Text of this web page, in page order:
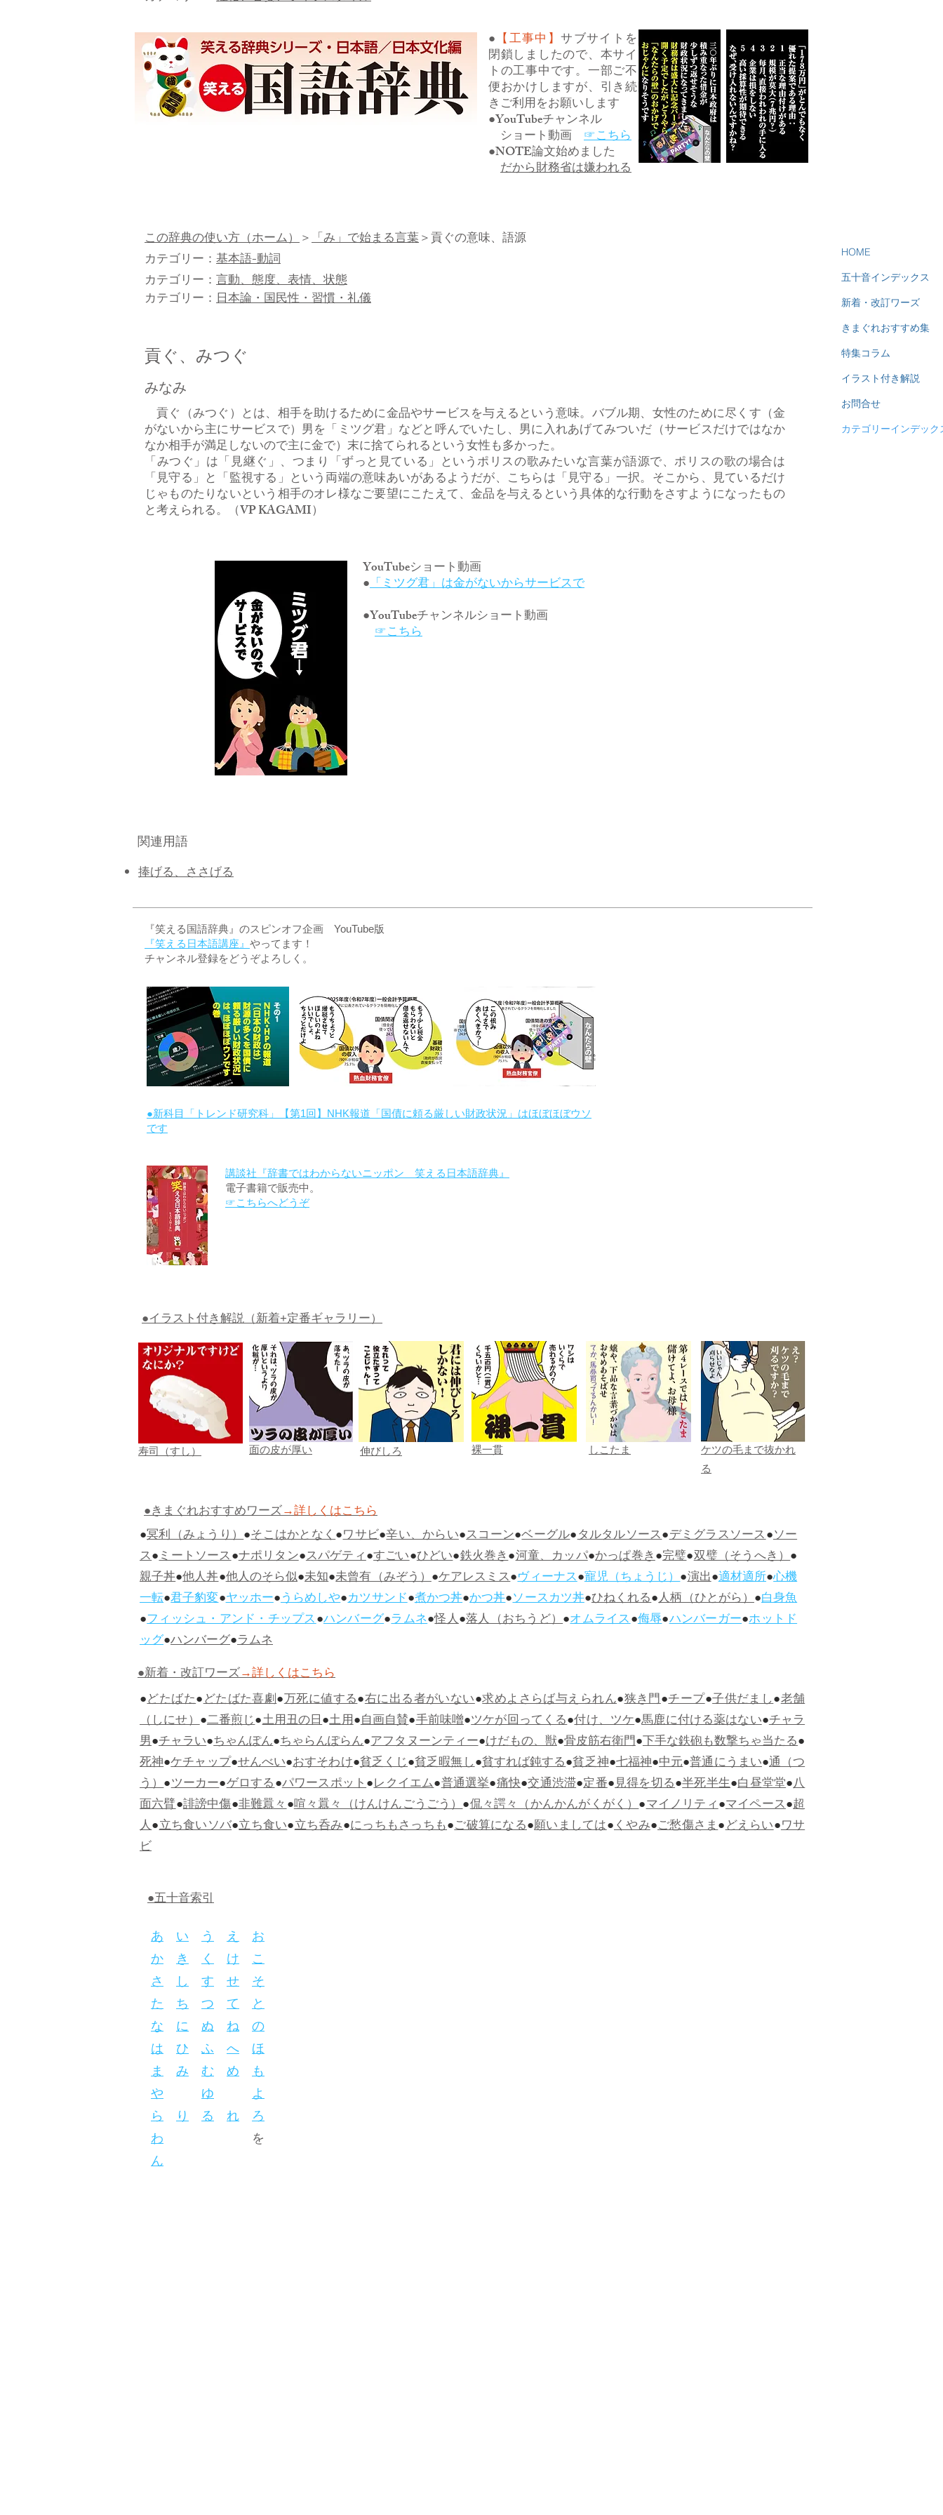
● 【工事中】サブサイトを
閉鎖しましたので、本サイ
トの工事中です。一部ご不
便おかけしますが、引き続
きご利用をお願いします
●YouTubeチャンネル
ショート動画 ☞こちら
●NOTE論文始めました
だから財務省は嫌われる
この辞典の使い方（ホーム）＞「み」で始まる言葉＞貢ぐの意味、語源
カテゴリー： 基本語-動詞
カテゴリー： 言動、態度、表情、状態
カテゴリー： 日本論・国民性・習慣・礼儀
貢ぐ、みつぐ
みなみ
貢ぐ（みつぐ）とは、相手を助けるために金品やサービスを与えるという意味。バブル期、女性のために尽くす（金
がないから主にサービスで）男を「ミツグ君」などと呼んでいたし、男に入れあげてみついだ（サービスだけではなか
なか相手が満足しないので主に金で）末に捨てられるという女性も多かった。
「みつぐ」は「見継ぐ」、つまり「ずっと見ている」というポリスの歌みたいな言葉が語源で、ポリスの歌の場合は
「見守る」と「監視する」という両端の意味あいがあるようだが、こちらは「見守る」一択。そこから、見ているだけ
じゃものたりないという相手のオレ様なご要望にこたえて、金品を与えるという具体的な行動をさすようになったもの
と考えられる。（VP KAGAMI）
YouTubeショート動画
​●「ミツグ君」は金がないからサービスで
●YouTubeチャンネルショート動画
☞こちら
関連用語
捧げる、ささげる
HOME
五十音インデックス
新着・改訂ワーズ
きまぐれおすすめ集
特集コラム
イラスト付き解説
お問合せ
カテゴリーインデック
『笑える国語辞典』のスピンオフ企画 YouTube版
『笑える日本語講座』 やってます！
チャンネル登録をどうぞよろしく。
●新科目「トレンド研究科」【第1回】NHK報道「国債に頼る厳しい財政状況」はほぼほぼウソ
です
講談社『辞書ではわからないニッポン 笑える日本語辞典』
電子書籍で販売中。
☞こちらへどうぞ
●イラスト付き解説（新着+定番ギャラリー）
寿司（すし） 面の皮が厚い 伸びしろ 裸一貫 しこたま
ケツの毛まで抜かれ
る
●きまぐれおすすめワーズ→詳しくはこちら
●冥利（みょうり）●そこはかとなく●ワサビ●辛い、からい●スコーン●ベーグル●タルタルソース●デミグラスソース●ソー
ス●ミートソース●ナポリタン●スパゲティ●すごい●ひどい●鉄火巻き●河童、カッパ●かっぱ巻き●完璧●双璧（そうへき）●
親子丼●他人丼●他人のそら似●未知●未曾有（みぞう）●ケアレスミス●ヴィーナス●寵児（ちょうじ）●演出●適材適所●心機
一転●君子豹変●ヤッホー●うらめしや●カツサンド●煮かつ丼●かつ丼●ソースカツ丼●ひねくれる●人柄（ひとがら）●白身魚
●フィッシュ・アンド・チップス●ハンバーグ●ラムネ●怪人●落人（おちうど）●オムライス●侮辱●ハンバーガー●ホットド
ッグ●ハンバーグ●ラムネ
●新着・改訂ワーズ→詳しくはこちら
●どたばた●どたばた喜劇●万死に値する●右に出る者がいない●求めよさらば与えられん●狭き門●チープ●子供だまし●老舗
（しにせ）●二番煎じ●土用丑の日●土用●自画自賛●手前味噌●ツケが回ってくる●付け、ツケ●馬鹿に付ける薬はない●チャラ
男●チャラい●ちゃんぽん●ちゃらんぽらん●アフタヌーンティー●けだもの、獣●骨皮筋右衛門●下手な鉄砲も数撃ちゃ当たる●
死神●ケチャップ●せんべい●おすそわけ●貧乏くじ●貧乏暇無し●貧すれば鈍する●貧乏神●七福神●中元●普通にうまい●通（つ
う）●ツーカー●ゲロする●パワースポット●レクイエム●普通選挙●痛快●交通渋滞●定番●見得を切る●半死半生●白昼堂堂●八
面六臂●誹謗中傷●非難囂々●喧々囂々（けんけんごうごう）●侃々諤々（かんかんがくがく）●マイノリティ●マイペース●超
人●立ち食いソバ●立ち食い●立ち呑み●にっちもさっちも●ご破算になる●願いましては●くやみ●ご愁傷さま●どえらい●ワサ
ビ
●五十音索引
あ い う え お
か き く け こ
さ し す せ そ
た ち つ て と
な に ぬ ね の
は ひ ふ へ ほ
ま み む め も
や
ゆ
よ
ら り る れ ろ
わ を
ん